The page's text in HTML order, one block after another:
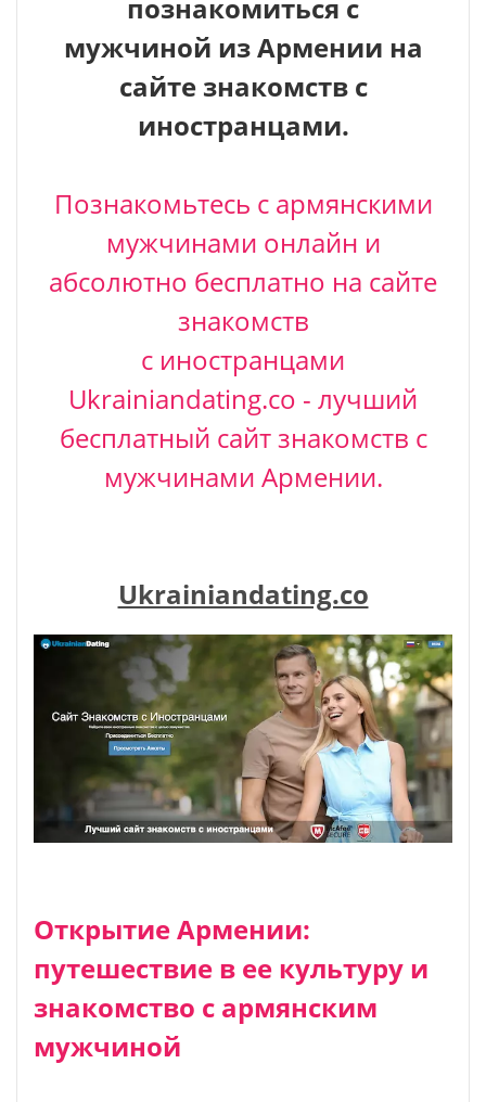
познакомиться с
мужчиной из Армении на
сайте знакомств с
иностранцами.
Познакомьтесь с армянскими
мужчинами онлайн и
абсолютно бесплатно на сайте
знакомств
с иностранцами
Ukrainiandating.co - лучший
бесплатный сайт знакомств с
мужчинами Армении.
Ukrainiandating.co
Открытие Армении:
путешествие в ее культуру и
знакомство с армянским
мужчиной